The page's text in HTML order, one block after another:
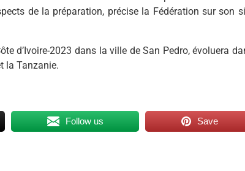
de la préparation, précise la Fédération sur son
d’Ivoire-2023 dans la ville de San Pedro, évoluera
la Tanzanie.
Follow us Save